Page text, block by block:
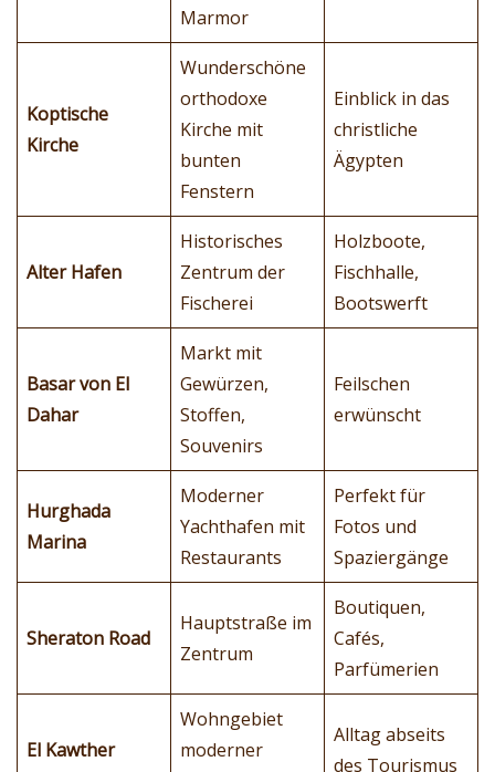
Marmor
Koptische
Kirche
Wunderschöne
orthodoxe
Kirche mit
bunten
Fenstern
Einblick in das
christliche
Ägypten
Alter Hafen
Historisches
Zentrum der
Fischerei
Holzboote,
Fischhalle,
Bootswerft
Basar von El
Dahar
Markt mit
Gewürzen,
Stoffen,
Souvenirs
Feilschen
erwünscht
Hurghada
Marina
Moderner
Yachthafen mit
Restaurants
Perfekt für
Fotos und
Spaziergänge
Sheraton Road
Hauptstraße im
Zentrum
Boutiquen,
Cafés,
Parfümerien
El Kawther
Wohngebiet
moderner
Alltag abseits
des Tourismus